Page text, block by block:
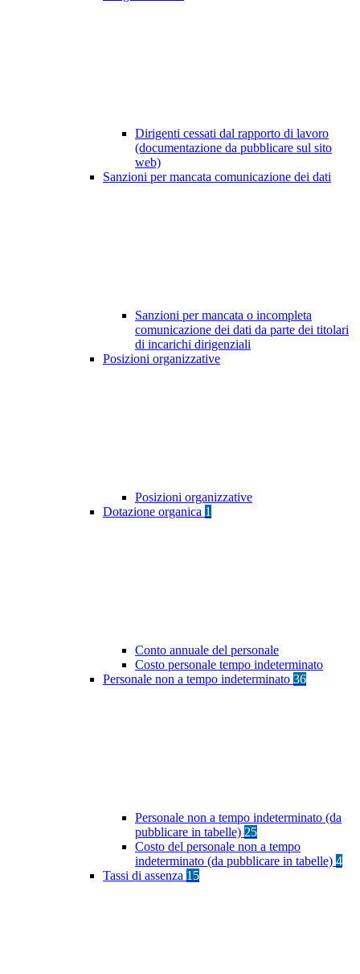
Dirigenti cessati dal rapporto di lavoro
(documentazione da pubblicare sul sito
web)
Sanzioni per mancata comunicazione dei dati
Sanzioni per mancata o incompleta
comunicazione dei dati da parte dei titolari
di incarichi dirigenziali
Posizioni organizzative
Posizioni organizzative
Dotazione organica 1
Conto annuale del personale
Costo personale tempo indeterminato
Personale non a tempo indeterminato 36
Personale non a tempo indeterminato (da
pubblicare in tabelle) 25
Costo del personale non a tempo
indeterminato (da pubblicare in tabelle) 4
Tassi di assenza 15